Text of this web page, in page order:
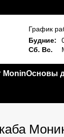
График
Будние:
Сб. Вс.
MoninОсновы